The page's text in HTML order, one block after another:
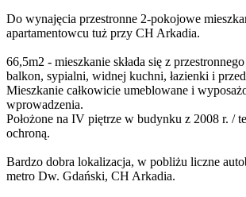
Do wynajęcia przestronne 2-pokojowe
apartamentowcu tuż przy CH Arkadia.
66,5m2 - mieszkanie składa się z
balkon, sypialni, widnej kuchni, łazienki i
Mieszkanie całkowicie umeblowane i
wprowadzenia.
Położone na IV piętrze w budynku z 2008 r. /
ochroną.
Bardzo dobra lokalizacja, w pobliżu liczne
metro Dw. Gdański, CH Arkadia.